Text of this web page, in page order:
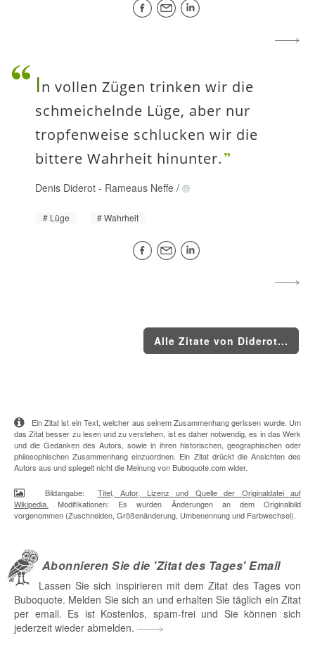
In vollen Zügen trinken wir die
schmeichelnde Lüge, aber nur
tropfenweise schlucken wir die
bittere Wahrheit hinunter.
Denis Diderot - Rameaus Neffe /
Lüge Wahrheit
Alle Zitate von Diderot...
Ein Zitat ist ein Text, welcher aus seinem Zusammenhang gerissen wurde. Um
das Zitat besser zu lesen und zu verstehen, ist es daher notwendig, es in das Werk
und die Gedanken des Autors, sowie in ihren historischen, geographischen oder
philosophischen Zusammenhang einzuordnen. Ein Zitat drückt die Ansichten des
Autors aus und spiegelt nicht die Meinung von Buboquote.com wider.
Bildangabe: Titel, Autor, Lizenz und Quelle der Originaldatei auf
Wikipedia. Modifikationen: Es wurden Änderungen an dem Originalbild
vorgenommen (Zuschneiden, Größenänderung, Umbenennung und Farbwechsel).
Abonnieren Sie die 'Zitat des Tages' Email
Lassen Sie sich inspirieren mit dem Zitat des Tages von
Buboquote. Melden Sie sich an und erhalten Sie täglich ein Zitat
per email. Es ist Kostenlos, spam-frei und Sie können sich
jederzeit wieder abmelden.